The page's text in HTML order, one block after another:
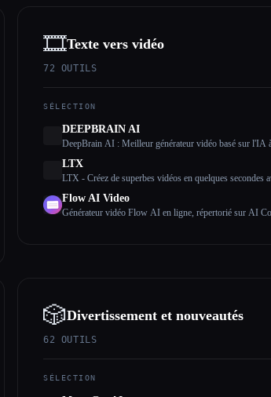
🎞️Texte vers vidéo
72 OUTILS
SÉLECTION
DEEPBRAIN AI
DeepBrain AI : Meilleur générateur vidéo basé sur l'IA
LTX
LTX - Créez de superbes vidéos en quelques secondes
Flow AI Video
Générateur vidéo Flow AI en ligne, répertorié sur AI
🎲Divertissement et nouveautés
62 OUTILS
SÉLECTION